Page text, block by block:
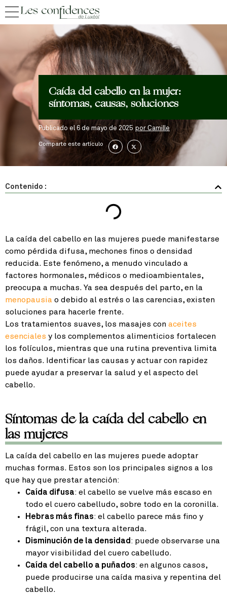
Caída del cabello en la mujer:
síntomas, causas, soluciones
Publicado el6 de mayo de 2025 por Camille
Comparte este artículo
Contenido :
La caída del cabello en las mujeres puede manifestarse
como pérdida difusa, mechones finos o densidad
reducida. Este fenómeno, a menudo vinculado a
factores hormonales, médicos o medioambientales,
preocupa a muchas. Ya sea después del parto, en la
menopausia o debido al estrés o las carencias, existen
soluciones para hacerle frente.
Los tratamientos suaves, los masajes con aceites
esenciales y los complementos alimenticios fortalecen
los folículos, mientras que una rutina preventiva limita
los daños. Identificar las causas y actuar con rapidez
puede ayudar a preservar la salud y el aspecto del
cabello.
Síntomas de la caída del cabello en
las mujeres
La caída del cabello en las mujeres puede adoptar
muchas formas. Estos son los principales signos a los
que hay que prestar atención:
Caída difusa: el cabello se vuelve más escaso en
todo el cuero cabelludo, sobre todo en la coronilla.
Hebras más finas: el cabello parece más fino y
frágil, con una textura alterada.
Disminución de la densidad: puede observarse una
mayor visibilidad del cuero cabelludo.
Caída del cabello a puñados: en algunos casos,
puede producirse una caída masiva y repentina del
cabello.